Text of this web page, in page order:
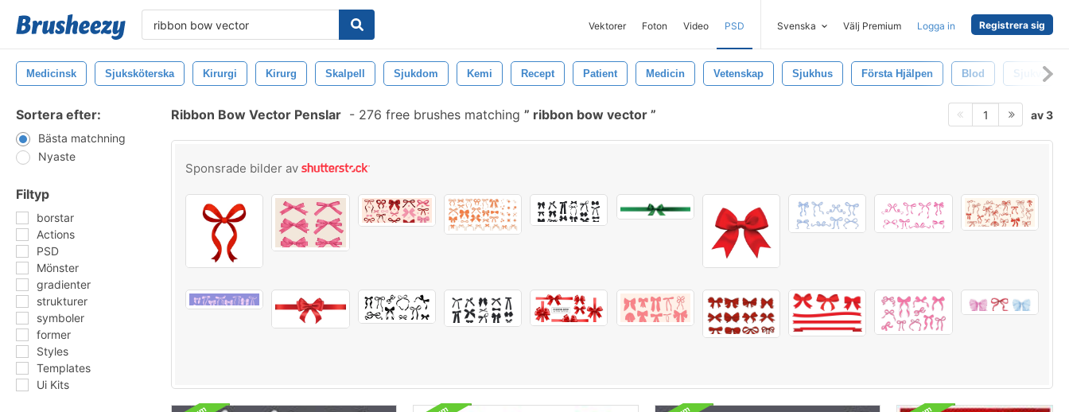
Vektorer Foton Video PSD Svenska Välj Premium Logga in Registrera sig
Medicinsk Sjuksköterska Kirurgi Kirurg Skalpell Sjukdom Kemi Recept Patient Medicin Vetenskap Sjukhus Första Hjälpen Blod Sjukvård
Sortera efter:
Bästa matchning
Nyaste
Filtyp
borstar
Actions
PSD
Mönster
gradienter
strukturer
symboler
former
Styles
Templates
Ui Kits
Ribbon Bow Vector Penslar - 276 free brushes matching ribbon bow vector 1 av 3
Sponsrade bilder av